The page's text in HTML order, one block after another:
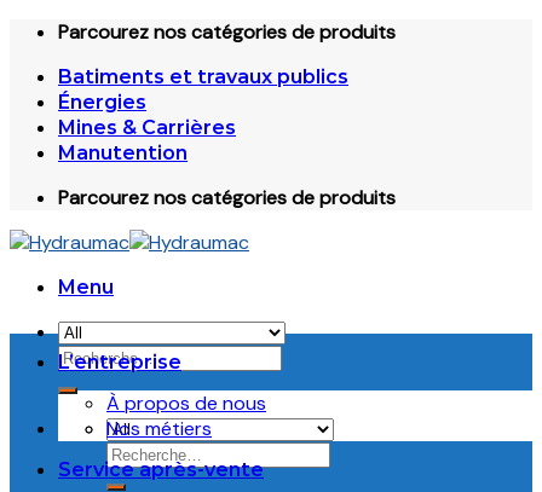
Skip
content
Parcourez nos catégories de produits
Batiments et travaux publics
Énergies
Mines & Carrières
Manutention
Parcourez nos catégories de produits
Menu
Recherche
pour :
Recherche
pour :
L’entreprise
À propos de nous
Nos métiers
Service après-vente